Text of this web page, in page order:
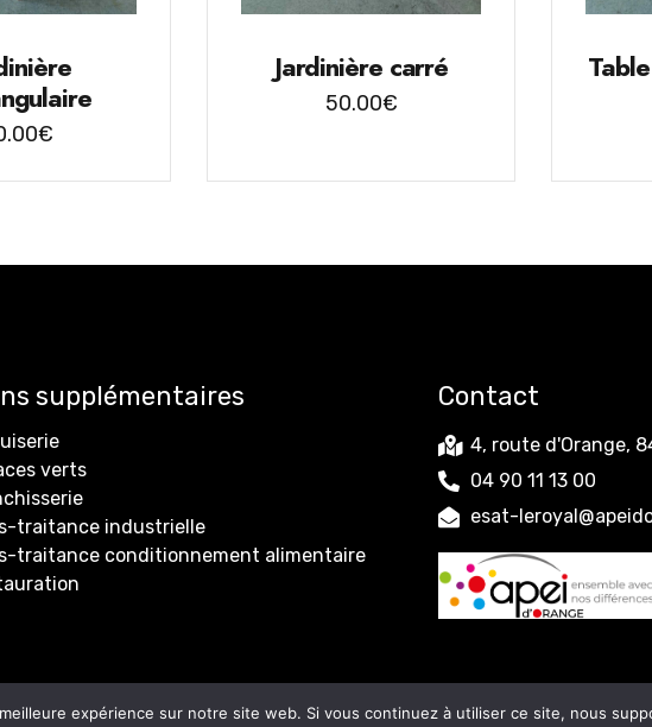
€
Jardinière carré
50.00€
supplémentaires
verts
traitance industrielle
traitance conditionnement alimentaire
Contact
4, route d'Orange,
04 90 11 13 00
esat-
Tous droits réservés. Mentions légales Politique de
expérience sur notre site web. Si vous continuez à utiliser ce site, nous